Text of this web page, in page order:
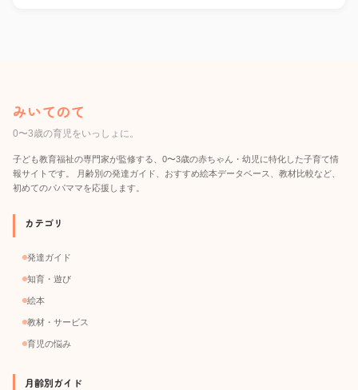
みいてのて
0〜3歳の育児をいっしょに。
子ども教育福祉の専門家が監修する、0〜3歳の赤ちゃん・幼児に特化した子育て情
報サイトです。 月齢別の発達ガイド、おすすめ絵本データベース、教材比較など、
初めてのパパママを応援します。
カテゴリ
発達ガイド
知育・遊び
絵本
教材・サービス
育児の悩み
月齢別ガイド